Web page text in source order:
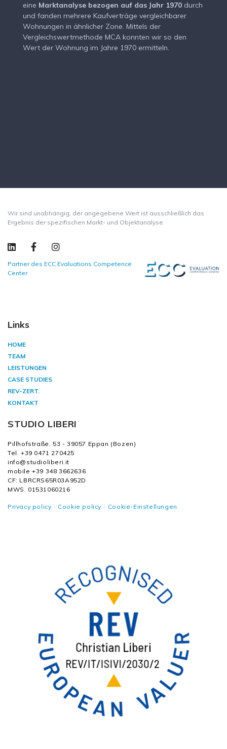
eine Marktanalyse bezogen auf das Jahr 1970 durch
und fanden mehrere Kaufverträge vergleichbarer
Wohnungen in ähnlicher Zone. Mittels der
Vergleichswertmethode MCA konnten wir so den
Wert der Wohnung im Jahre 1970 ermitteln.
Wir sind unabhängig, der angegebene Wert ist ausschließlich das
Ergebnis der spezifischen Markt- und Objektanalyse
Partner des ECC Evaluations Competence
Center
Links
HOME
TEAM
LEISTUNGEN
CASE STUDIES
REV-ZERT.
KONTAKT
STUDIO LIBERI
Pillhofstraße, 53 - 39057 Eppan (Bozen)
Tel. +39 0471 270425
info@studioliberi.it
mobile +39 348 3662636
CF: LBRCRS65R03A952D
MWS. 01531060216
Privacy policy - Cookie policy - Cookie-Einstellungen